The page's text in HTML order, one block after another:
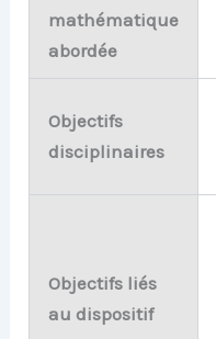
mathématique
abordée
Objectifs
disciplinaires
Objectifs liés
au dispositif